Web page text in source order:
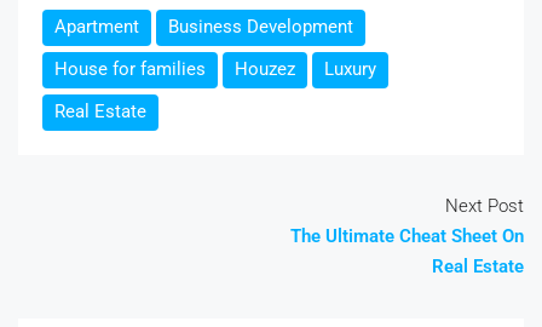
Apartment
Business Development
House for families
Houzez
Luxury
Real Estate
Next Post
The Ultimate Cheat Sheet On
Real Estate